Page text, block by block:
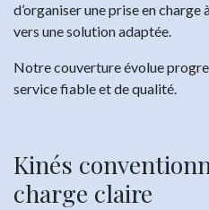
d’organiser une prise en
vers une solution adaptée.
Notre couverture évolue
service fiable et de qualité.
Kinés
charge claire